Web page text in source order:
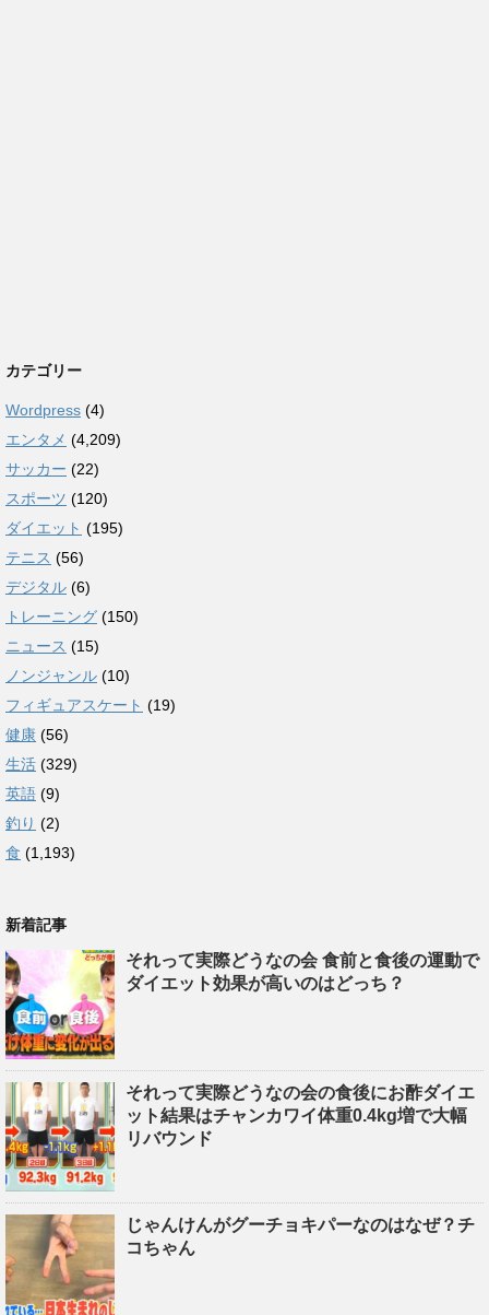
カテゴリー
Wordpress (4)
エンタメ (4,209)
サッカー (22)
スポーツ (120)
ダイエット (195)
テニス (56)
デジタル (6)
トレーニング (150)
ニュース (15)
ノンジャンル (10)
フィギュアスケート (19)
健康 (56)
生活 (329)
英語 (9)
釣り (2)
食 (1,193)
新着記事
それって実際どうなの会 食前と食後の運動で
ダイエット効果が高いのはどっち？
それって実際どうなの会の食後にお酢ダイエ
ット結果はチャンカワイ体重0.4kg増で大幅
リバウンド
じゃんけんがグーチョキパーなのはなぜ？チ
コちゃん